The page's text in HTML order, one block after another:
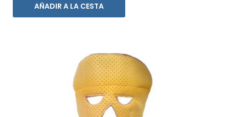
AÑADIR A LA CESTA